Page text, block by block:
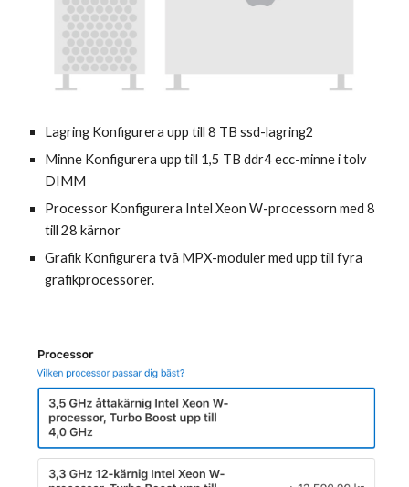
Lagring Konfigurera upp till 8 TB ssd-lagring2
Minne Konfigurera upp till 1,5 TB ddr4 ecc-minne i tolv
DIMM
Processor Konfigurera Intel Xeon W-processorn med 8
till 28 kärnor
Grafik Konfigurera två MPX-moduler med upp till fyra
grafik­processorer.